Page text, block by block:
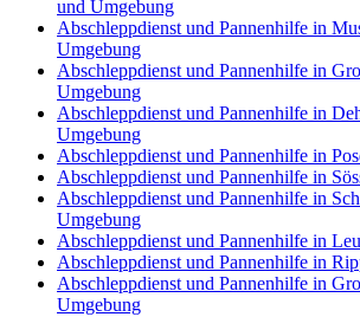
und Umgebung
Abschleppdienst und Pannenhilfe in
Umgebung
Abschleppdienst und Pannenhilfe in
Umgebung
Abschleppdienst und Pannenhilfe in
Umgebung
Abschleppdienst und Pannenhilfe in
Abschleppdienst und Pannenhilfe in
Abschleppdienst und Pannenhilfe in
Umgebung
Abschleppdienst und Pannenhilfe in
Abschleppdienst und Pannenhilfe in
Abschleppdienst und Pannenhilfe in
Umgebung